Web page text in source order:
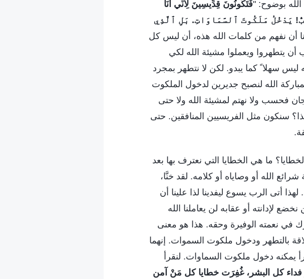
الله بوضوح: "فَتَكُونُونَ قِدِّيسِينَ لِأَنِّي أَنَا
يَدْخُلُ مَلَكُوتَ ٱلسَّمَاوَاتِ. بَلِ ٱلَّذِي
أن نفهم من كلمات الله هذه، أن ليس كل
يتطهروا ويعملوا مشيئة الله لكي
سهلا ً كما يبدو. لكن لا نتطهر بمجرد
الله لنصبح جديرين لدخول الملكوت
فحسب ولا نهتم لمشيئة الله ولا حتى
سنكون مثل الفريسيين المنافقين. حتى
ما هي الخطايا التي نعترف بها بعد
الله أو وصاياه أو كلامه. لقد خنَّا،
أتى الرب يسوع ليفدينا لذا علينا أن
لإدانته أو عقابه لن يعاملنا الله
في نعمته الوفيرة وحقه. هذا هو معنى
بالتطهر ودخول ملكوت السموات. إنهما
دخول ملكوت السماوات. لنقرأ
كل البشر، غُفِرَت خطايا كل مَنْ آمن